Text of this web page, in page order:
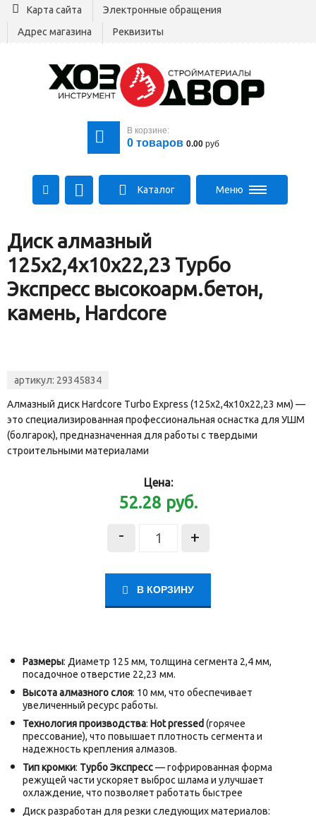
Карта сайта
Электронные обращения
Адрес магазина
Реквизиты
В корзине:
0 товаров 0.00 руб
+375 29 564-00-00
Все для стройки
Log@hozdvor.by
Каталог Меню
Диск алмазный
125х2,4х10х22,23 Турбо
Экспресс высокоарм.бетон,
камень, Hardcore
артикул: 29345834
Алмазный диск Hardcore Turbo Express (125х2,4х10х22,23 мм) —
это специализированная профессиональная оснастка для УШМ
(болгарок), предназначенная для работы с твердыми
строительными материалами
Цена:
52.28 руб.
- +
В КОРЗИНУ
Размеры: Диаметр 125 мм, толщина сегмента 2,4 мм,
посадочное отверстие 22,23 мм.
Высота алмазного слоя: 10 мм, что обеспечивает
увеличенный ресурс работы.
Технология производства: Hot pressed (горячее
прессование), что повышает плотность сегмента и
надежность крепления алмазов.
Тип кромки: Турбо Экспресс— гофрированная форма
режущей части ускоряет выброс шлама и улучшает
охлаждение, что позволяет работать быстрее
Диск разработан для резки следующих материалов: